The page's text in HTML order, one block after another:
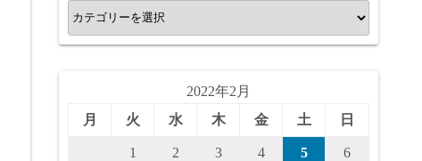
カ
テ
2022年2月
月
火 水 木 金 土 日
1 2 3 4 5 6